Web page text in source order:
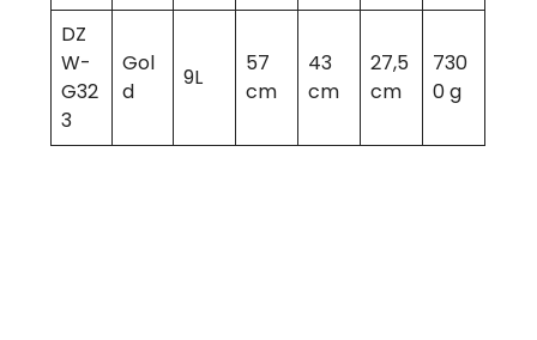
DZ
W-
G32
3
Gol
d
9L
57
cm
43
cm
27,5
cm
730
0 g